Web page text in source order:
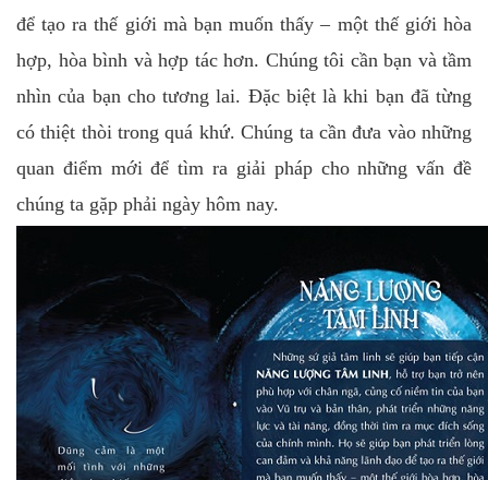
để tạo ra thế giới mà bạn muốn thấy – một thế giới hòa
hợp, hòa bình và hợp tác hơn. Chúng tôi cần bạn và tầm
nhìn của bạn cho tương lai. Đặc biệt là khi bạn đã từng
có thiệt thòi trong quá khứ. Chúng ta cần đưa vào những
quan điểm mới để tìm ra giải pháp cho những vấn đề
chúng ta gặp phải ngày hôm nay.